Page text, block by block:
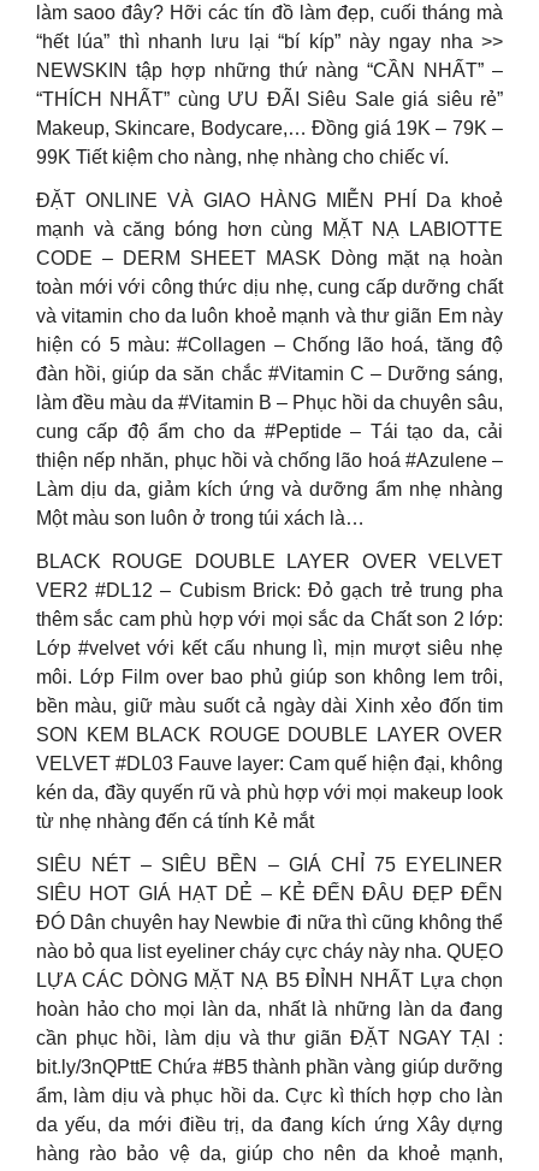
làm saoo đây? Hỡi các tín đồ làm đẹp, cuối tháng mà
“hết lúa” thì nhanh lưu lại “bí kíp” này ngay nha >>
NEWSKIN tập hợp những thứ nàng “CẦN NHẤT” –
“THÍCH NHẤT” cùng ƯU ĐÃI Siêu Sale giá siêu rẻ”
Makeup, Skincare, Bodycare,… Đồng giá 19K – 79K –
99K Tiết kiệm cho nàng, nhẹ nhàng cho chiếc ví.
ĐẶT ONLINE VÀ GIAO HÀNG MIỄN PHÍ Da khoẻ
mạnh và căng bóng hơn cùng MẶT NẠ LABIOTTE
CODE – DERM SHEET MASK Dòng mặt nạ hoàn
toàn mới với công thức dịu nhẹ, cung cấp dưỡng chất
và vitamin cho da luôn khoẻ mạnh và thư giãn Em này
hiện có 5 màu: #Collagen – Chống lão hoá, tăng độ
đàn hồi, giúp da săn chắc #Vitamin C – Dưỡng sáng,
làm đều màu da #Vitamin B – Phục hồi da chuyên sâu,
cung cấp độ ẩm cho da #Peptide – Tái tạo da, cải
thiện nếp nhăn, phục hồi và chống lão hoá #Azulene –
Làm dịu da, giảm kích ứng và dưỡng ẩm nhẹ nhàng
Một màu son luôn ở trong túi xách là…
BLACK ROUGE DOUBLE LAYER OVER VELVET
VER2 #DL12 – Cubism Brick: Đỏ gạch trẻ trung pha
thêm sắc cam phù hợp với mọi sắc da Chất son 2 lớp:
Lớp #velvet với kết cấu nhung lì, mịn mượt siêu nhẹ
môi. Lớp Film over bao phủ giúp son không lem trôi,
bền màu, giữ màu suốt cả ngày dài Xinh xẻo đốn tim
SON KEM BLACK ROUGE DOUBLE LAYER OVER
VELVET #DL03 Fauve layer: Cam quế hiện đại, không
kén da, đầy quyến rũ và phù hợp với mọi makeup look
từ nhẹ nhàng đến cá tính Kẻ mắt
SIÊU NÉT – SIÊU BỀN – GIÁ CHỈ 75 EYELINER
SIÊU HOT GIÁ HẠT DẺ – KẺ ĐẾN ĐÂU ĐẸP ĐẾN
ĐÓ Dân chuyên hay Newbie đi nữa thì cũng không thể
nào bỏ qua list eyeliner cháy cực cháy này nha. QUẸO
LỰA CÁC DÒNG MẶT NẠ B5 ĐỈNH NHẤT Lựa chọn
hoàn hảo cho mọi làn da, nhất là những làn da đang
cần phục hồi, làm dịu và thư giãn ĐẶT NGAY TẠI :
bit.ly/3nQPttE Chứa #B5 thành phần vàng giúp dưỡng
ẩm, làm dịu và phục hồi da. Cực kì thích hợp cho làn
da yếu, da mới điều trị, da đang kích ứng Xây dựng
hàng rào bảo vệ da, giúp cho nên da khoẻ mạnh,